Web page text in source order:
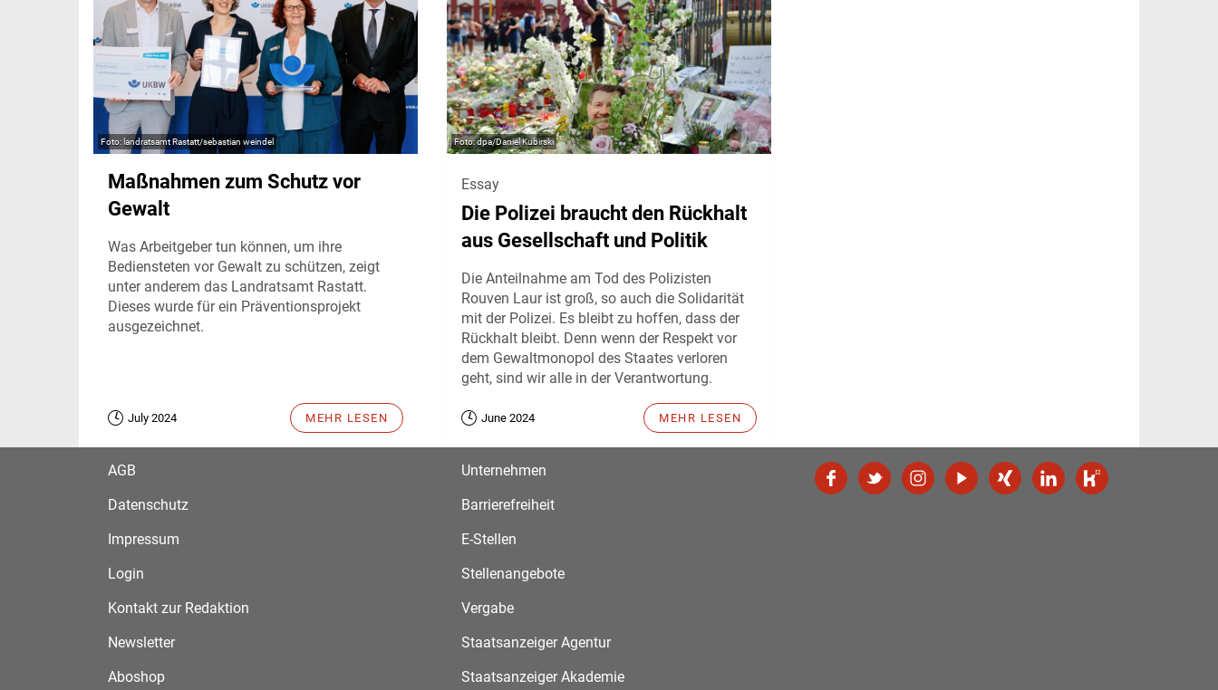
landratsamt Rastatt/sebastian weindel
Maßnahmen zum Schutz vor
Gewalt
Was Arbeitgeber tun können, um ihre
Bediensteten vor Gewalt zu schützen, zeigt
unter anderem das Landratsamt Rastatt.
Dieses wurde für ein Präventionsprojekt
ausgezeichnet.
July 2024 MEHR LESEN
dpa/Daniel Kubirski
Essay
Die Polizei braucht den Rückhalt
aus Gesellschaft und Politik
Die Anteilnahme am Tod des Polizisten
Rouven Laur ist groß, so auch die Solidarität
mit der Polizei. Es bleibt zu hoffen, dass der
Rückhalt bleibt. Denn wenn der Respekt vor
dem Gewaltmonopol des Staates verloren
geht, sind wir alle in der Verantwortung.
June 2024 MEHR LESEN
AGB
Datenschutz
Impressum
Login
Kontakt zur Redaktion
Newsletter
Aboshop
Unternehmen
Barrierefreiheit
E-Stellen
Stellenangebote
Vergabe
Staatsanzeiger Agentur
Staatsanzeiger Akademie